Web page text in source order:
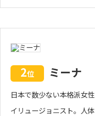
2位 ミーナ
日本で数少ない本格派女性
イリュージョニスト。人体